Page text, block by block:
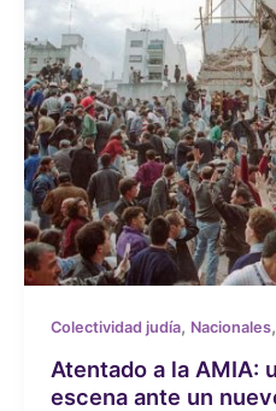
Colectividad judía, Nacionales,
Atentado a la AMIA:
escena ante un